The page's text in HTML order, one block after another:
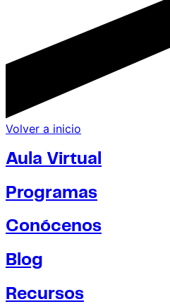
Volver a inicio
Aula Virtual
Programas
Conócenos
Blog
Recursos